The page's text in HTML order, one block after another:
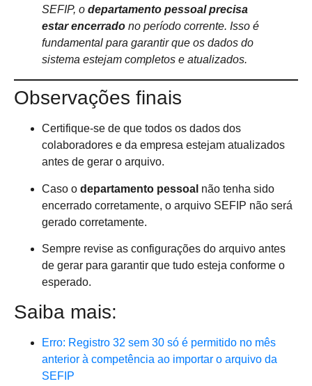
SEFIP, o departamento pessoal precisa
estar encerrado no período corrente. Isso é
fundamental para garantir que os dados do
sistema estejam completos e atualizados.
Observações finais
Certifique-se de que todos os dados dos
colaboradores e da empresa estejam atualizados
antes de gerar o arquivo.
Caso o departamento pessoal não tenha sido
encerrado corretamente, o arquivo SEFIP não será
gerado corretamente.
Sempre revise as configurações do arquivo antes
de gerar para garantir que tudo esteja conforme o
esperado.
Saiba mais:
Erro: Registro 32 sem 30 só é permitido no mês
anterior à competência ao importar o arquivo da
SEFIP